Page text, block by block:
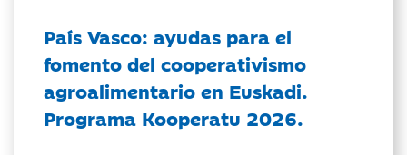
País Vasco: ayudas para el
fomento del cooperativismo
agroalimentario en Euskadi.
Programa Kooperatu 2026.